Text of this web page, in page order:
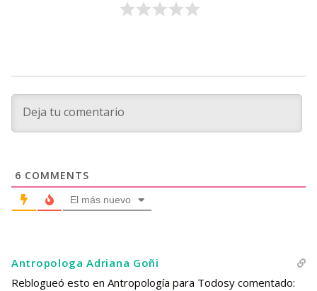
6 COMMENTS
El más nuevo
Antropologa Adriana Goñi
Reblogueó esto en Antropología para Todosy comentado: